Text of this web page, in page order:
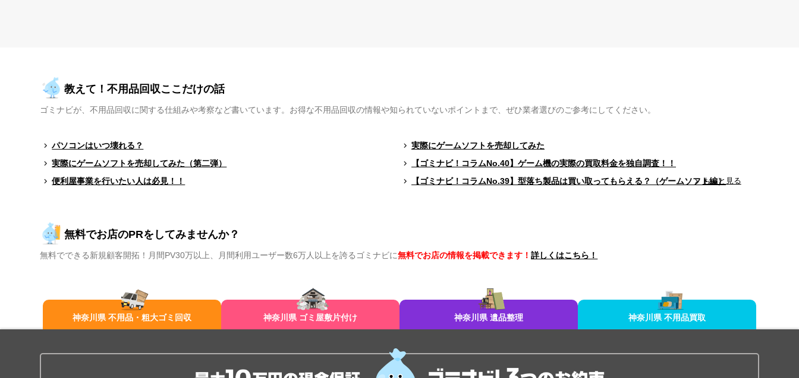
教えて！不用品回収ここだけの話
ゴミナビが、不用品回収に関する仕組みや考察など書いています。お得な不用品回収の情報や知られていないポイントまで、ぜひ業者選びのご参考にしてください。
パソコンはいつ壊れる？
実際にゲームソフトを売却してみた
実際にゲームソフトを売却してみた（第二弾）
【ゴミナビ！コラムNo.40】ゲーム機の実際の買取料金を独自調査！！
便利屋事業を行いたい人は必見！！
【ゴミナビ！コラムNo.39】型落ち製品は買い取ってもらえる？（ゲームソフト編）
もっと見る
無料でお店のPRをしてみませんか？
無料でできる新規顧客開拓！月間PV30万以上、月間利用ユーザー数6万人以上を誇るゴミナビに無料でお店の情報を掲載できます！詳しくはこちら！
神奈川県 不用品・粗大ゴミ回収 神奈川県 ゴミ屋敷片付け 神奈川県 遺品整理 神奈川県 不用品買取